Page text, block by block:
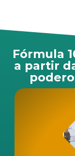
Fórmula
a partir